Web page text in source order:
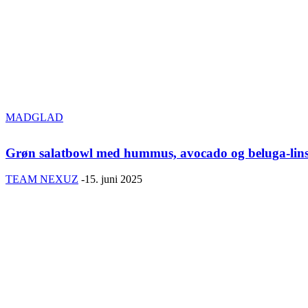
MADGLAD
Grøn salatbowl med hummus, avocado og beluga-
TEAM NEXUZ -15. juni 2025